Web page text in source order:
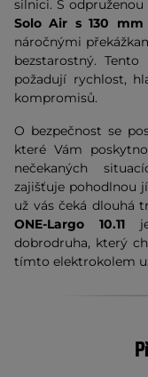
silnici. S
Solo Air s 130 mm
náročnými
bezstarostný.
požadují rychlost,
kompromisů.
O bezpečnost se
které Vám
nečekaných
zajišťuje pohodlnou
už vás čeká dlouhá
ONE-Largo 10.11
dobrodruha, který
tímto elektrokolem